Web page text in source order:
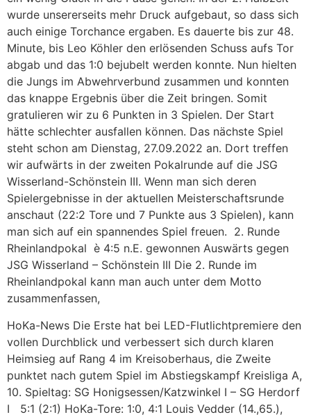
wurde unsererseits mehr Druck aufgebaut, so dass sich
auch einige Torchance ergaben. Es dauerte bis zur 48.
Minute, bis Leo Köhler den erlösenden Schuss aufs Tor
abgab und das 1:0 bejubelt werden konnte. Nun hielten
die Jungs im Abwehrverbund zusammen und konnten
das knappe Ergebnis über die Zeit bringen. Somit
gratulieren wir zu 6 Punkten in 3 Spielen. Der Start
hätte schlechter ausfallen können. Das nächste Spiel
steht schon am Dienstag, 27.09.2022 an. Dort treffen
wir aufwärts in der zweiten Pokalrunde auf die JSG
Wisserland-Schönstein III. Wenn man sich deren
Spielergebnisse in der aktuellen Meisterschaftsrunde
anschaut (22:2 Tore und 7 Punkte aus 3 Spielen), kann
man sich auf ein spannendes Spiel freuen. 2. Runde
Rheinlandpokal è 4:5 n.E. gewonnen Auswärts gegen
JSG Wisserland – Schönstein III Die 2. Runde im
Rheinlandpokal kann man auch unter dem Motto
zusammenfassen,
HoKa-News Die Erste hat bei LED-Flutlichtpremiere den
vollen Durchblick und verbessert sich durch klaren
Heimsieg auf Rang 4 im Kreisoberhaus, die Zweite
punktet nach gutem Spiel im Abstiegskampf Kreisliga A,
10. Spieltag: SG Honigsessen/Katzwinkel I – SG Herdorf
I 5:1 (2:1) HoKa-Tore: 1:0, 4:1 Louis Vedder (14.,65.),